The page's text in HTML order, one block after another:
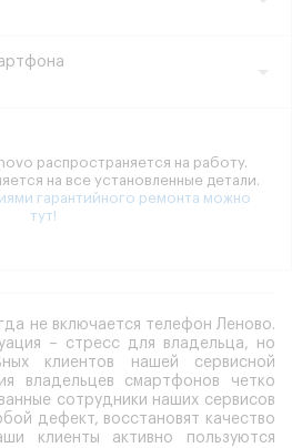
распространяется на работу.
на все установленные детали.
гарантийного ремонта можно
тут!
не включается телефон Леново.
– стресс для владельца, но
клиентов нашей сервисной
владельцев смартфонов четко
сотрудники наших сервисов
дефект, восстановят качество
клиенты активно пользуются